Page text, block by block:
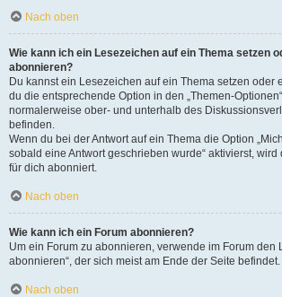
Nach oben
Wie kann ich ein Lesezeichen auf ein Thema setzen
abonnieren?
Du kannst ein Lesezeichen auf ein Thema setzen oder
du die entsprechende Option in den „Themen-
normalerweise ober- und unterhalb des
befinden.
Wenn du bei der Antwort auf ein Thema die Option
sobald eine Antwort geschrieben wurde“ aktivierst,
für dich abonniert.
Nach oben
Wie kann ich ein Forum abonnieren?
Um ein Forum zu abonnieren, verwende im Forum den
abonnieren“, der sich meist am Ende der Seite befindet.
Nach oben